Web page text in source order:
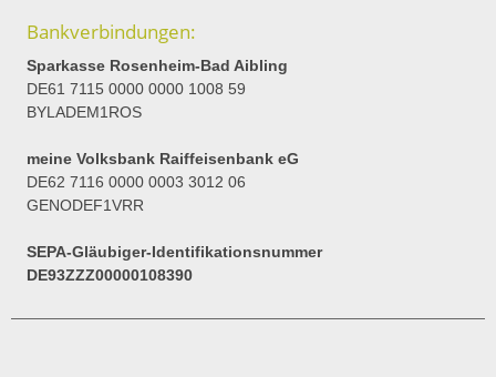
Bankverbindungen:
Sparkasse Rosenheim-Bad Aibling
DE61 7115 0000 0000 1008 59
BYLADEM1ROS
meine Volksbank Raiffeisenbank eG
DE62 7116 0000 0003 3012 06
GENODEF1VRR
SEPA-Gläubiger-Identifikationsnummer
DE93ZZZ00000108390